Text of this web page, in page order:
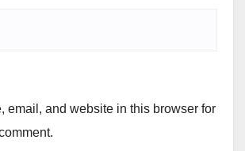
email, and website in this browser for